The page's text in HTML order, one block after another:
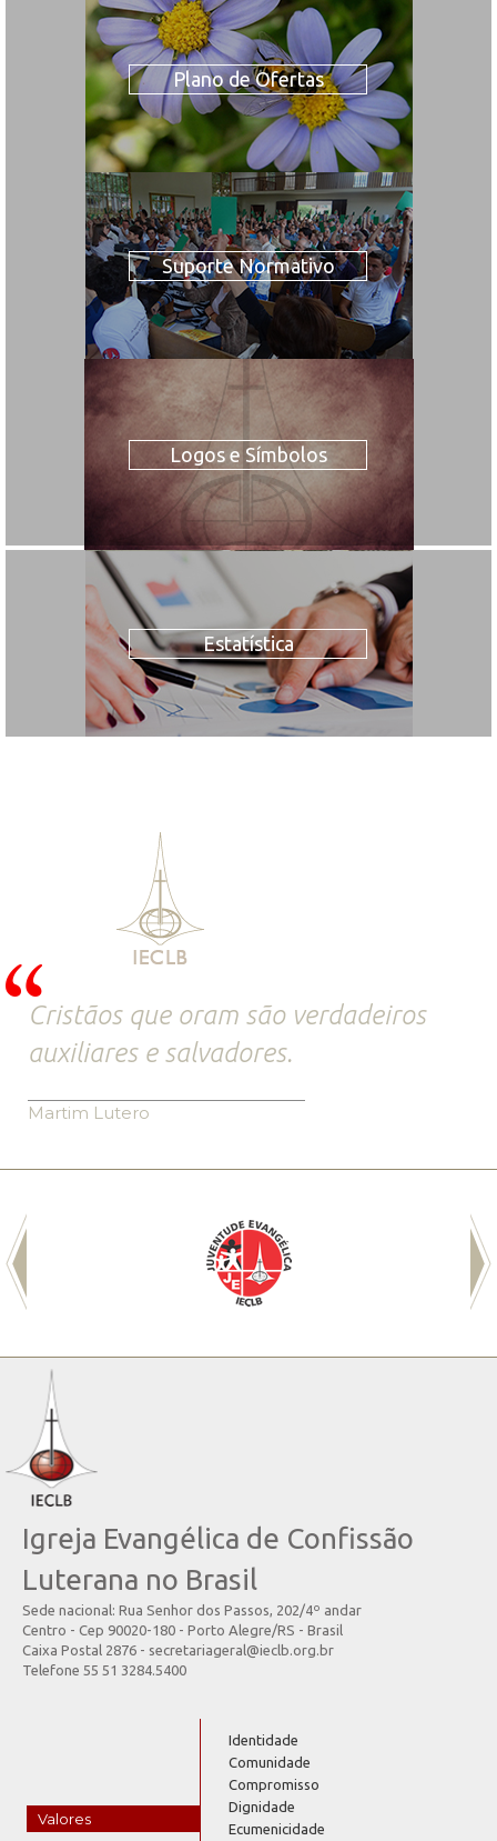
Plano de Ofertas
Suporte Normativo
Logos e Símbolos
Estatística
Cristãos que oram são verdadeiros
auxiliares e salvadores.
Martim Lutero
Igreja Evangélica de Confissão
Luterana no Brasil
Sede nacional: Rua Senhor dos Passos, 202/4º andar
Centro - Cep 90020-180 - Porto Alegre/RS - Brasil
Caixa Postal 2876 - secretariageral@ieclb.org.br
Telefone 55 51 3284.5400
Valores
Identidade
Comunidade
Compromisso
Dignidade
Ecumenicidade